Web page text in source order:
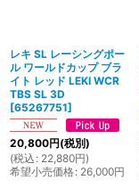
レキ SL レーシングポー
ル ワールドカップ ブラ
イト レッド LEKI WCR
TBS SL 3D
[65267751]
20,800円(税別)
(税込 : 22,880円)
希望小売価格: 26,000円